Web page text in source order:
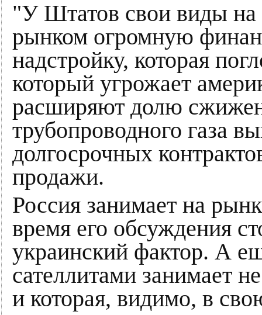
"У Штатов свои виды на
рынком огромную
надстройку, которая
который угрожает
расширяют долю
трубопроводного газа
долгосрочных
продажи.
Россия занимает на
время его обсуждения
украинский фактор. А
сателлитами занимает
и которая, видимо, в